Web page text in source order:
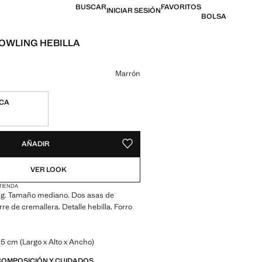
BUSCARINICIAR SESIÓNFAVORITOS
BOLSA
HEBILLA
Marrón
AÑADIR GUARDAR COMO FAVORITO
VER LOOK
Tamaño mediano. Dos asas de
de cremallera. Detalle hebilla. Forro
cm (Largo x Alto x Ancho)